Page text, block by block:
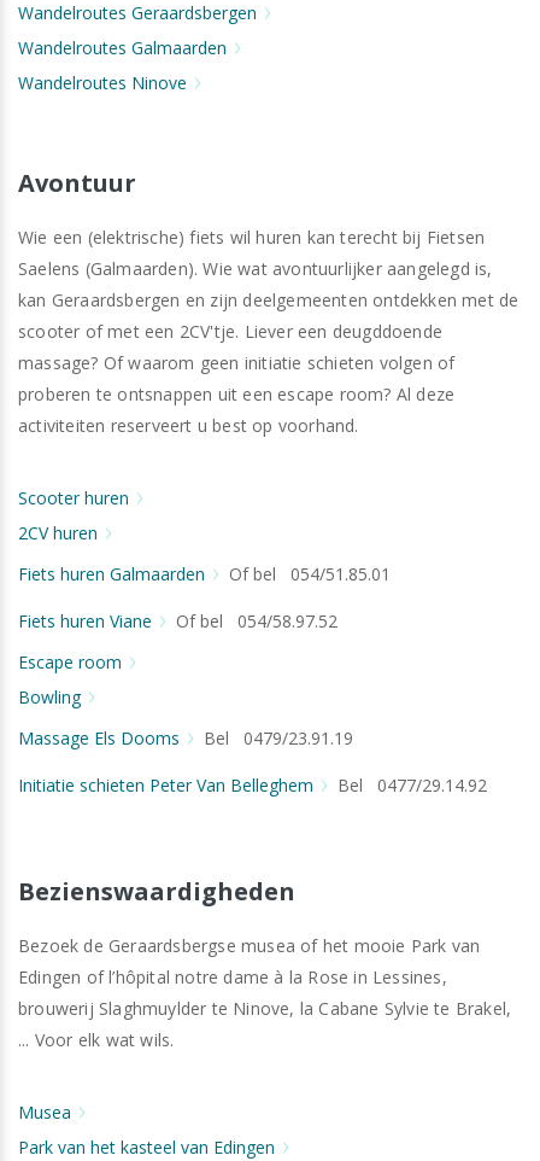
Wandelroutes Geraardsbergen
Wandelroutes Galmaarden
Wandelroutes Ninove
Avontuur
Wie een (elektrische) fiets wil huren kan terecht bij Fietsen
Saelens (Galmaarden). Wie wat avontuurlijker aangelegd is,
kan Geraardsbergen en zijn deelgemeenten ontdekken met de
scooter of met een 2CV'tje. Liever een deugddoende
massage? Of waarom geen initiatie schieten volgen of
proberen te ontsnappen uit een escape room? Al deze
activiteiten reserveert u best op voorhand.
Scooter huren
2CV huren
Fiets huren Galmaarden
Of bel 054/51.85.01
Fiets huren Viane
Of bel 054/58.97.52
Escape room
Bowling
Massage Els Dooms
Bel 0479/23.91.19
Initiatie schieten Peter Van Belleghem Bel 0477/29.14.92
Bezienswaardigheden
Bezoek de Geraardsbergse musea of het mooie Park van
Edingen of l’hôpital notre dame à la Rose in Lessines,
brouwerij Slaghmuylder te Ninove, la Cabane Sylvie te Brakel,
... Voor elk wat wils.
Musea
Park van het kasteel van Edingen